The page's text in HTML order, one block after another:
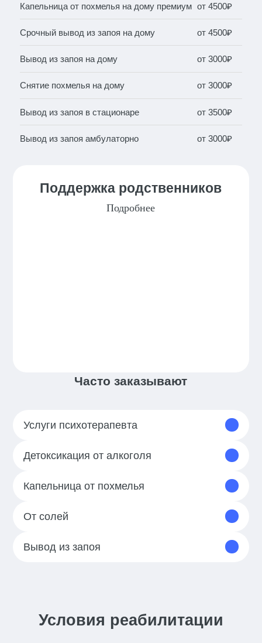
Капельница от похмелья на дому премиум от 4500₽
Срочный вывод из запоя на дому от 4500₽
Вывод из запоя на дому от 3000₽
Снятие похмелья на дому от 3000₽
Вывод из запоя в стационаре от 3500₽
Вывод из запоя амбулаторно от 3000₽
Поддержка родственников
Подробнее
Часто заказывают
Услуги психотерапевта
Детоксикация от алкоголя
Капельница от похмелья
От солей
Вывод из запоя
Условия реабилитации